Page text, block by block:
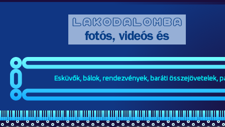
Esküvők, bálok, rendezvények, baráti összejövetelek,